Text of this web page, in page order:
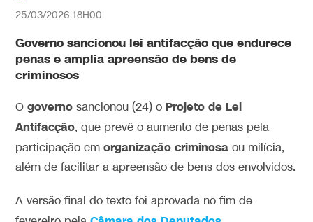
25/03/2026 18H00
Governo sancionou lei antifacção que endurece
penas e amplia apreensão de bens de
criminosos
Ogoverno sancionou (24) o Projeto de Lei
Antifacção, que prevê o aumento de penas pela
participação emorganização criminosa ou milícia,
além de facilitar a apreensão de bens dos envolvidos.
A versão final do texto foi aprovada no fim de